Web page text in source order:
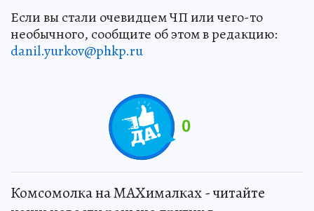
Если вы стали очевидцем ЧП или чего-то
необычного, сообщите об этом в редакцию:
danil.yurkov@phkp.ru
0
Комсомолка на MAXималках - читайте